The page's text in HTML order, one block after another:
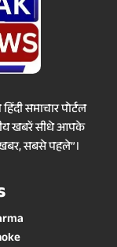
समाचार पोर्टल
खबरें सीधे आपके
खबर, सबसे पहले”।